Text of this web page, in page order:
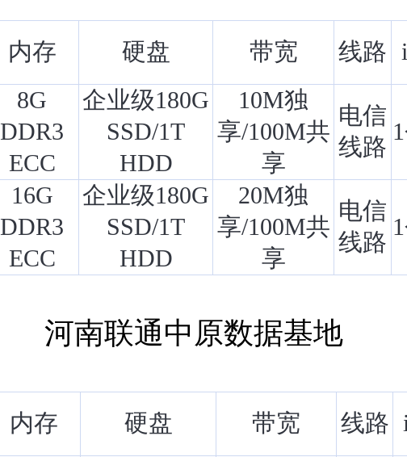
内存 硬盘 带宽 线路
8G
DDR3
ECC
企业级180G
SSD/1T
HDD
10M独
享/100M共
享
电信
线路
16G
DDR3
ECC
企业级180G
SSD/1T
HDD
20M独
享/100M共
享
电信
线路
河南联通中原数据基地
内存 硬盘 带宽 线路